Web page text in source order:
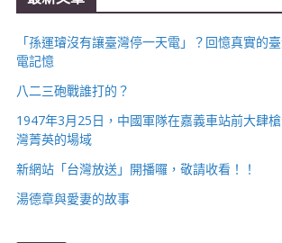
「孫運璿沒有讓臺灣停一天電」？回憶真實的
電記憶
八二三砲戰誰打的？
1947年3月25日，中國軍隊在嘉義車站前大肆
灣菁英的場域
新網站「台灣放送」開播囉，敬請收看！！
湯德章與愛妻的故事